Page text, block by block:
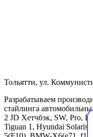
Тольятти, ул.
Разрабатываем
стайлинга
2 JD Хетчбэк, SW, Pro,
Tiguan 1, Hyundai